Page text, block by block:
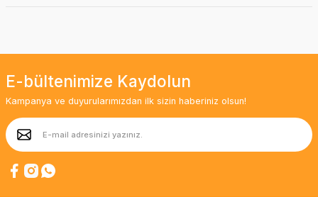
E-bültenimize Kaydolun
Kampanya ve duyurularımızdan ilk sizin haberiniz olsun!